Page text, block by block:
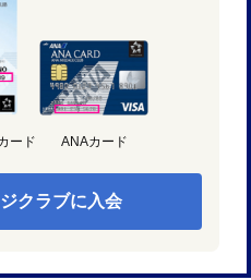
ード ANAカード
クラブに入会